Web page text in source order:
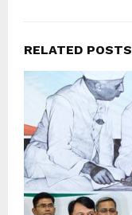
RELATED POSTS